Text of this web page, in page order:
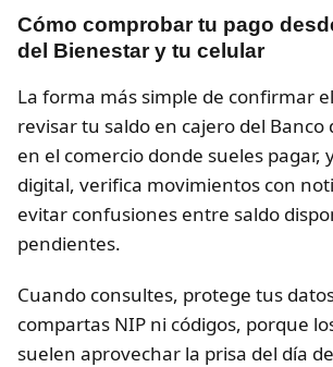
Cómo comprobar tu pago
del Bienestar y tu celular
La forma más simple de confirmar
revisar tu saldo en cajero del Banco
en el comercio donde sueles pagar,
digital, verifica movimientos con
evitar confusiones entre saldo
pendientes.
Cuando consultes, protege tus
compartas NIP ni códigos, porque
suelen aprovechar la prisa del día